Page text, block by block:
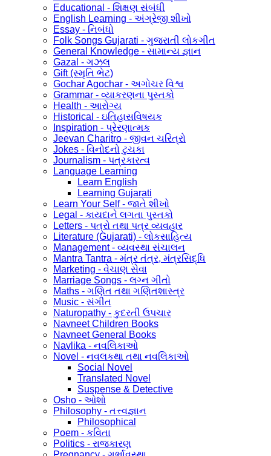
Educational - શિક્ષણ સંબંધી
English Learning - અંગ્રેજી શીખો
Essay - નિબંધો
Folk Songs Gujarati - ગુજરાતી લોકગીત
General Knowledge - સામાન્ય જ્ઞાન
Gazal - ગઝલ
Gift (સ્મૃતિ ભેટ)
Gochar Agochar - અગોચર વિશ્વ
Grammar - વ્યાકરણના પુસ્તકો
Health - આરોગ્ય
Historical - ઇતિહાસવિષયક
Inspiration - પ્રેરણાત્મક
Jeevan Charitro - જીવન ચરિત્રો
Jokes - વિનોદનો ટુચકા
Journalism - પત્રકારત્વ
Language Learning
Learn English
Learning Gujarati
Learn Your Self - જાતે શીખો
Legal - કાયદાને લગતા પુસ્તકો
Letters - પત્રો તથા પત્ર વ્યવહાર
Literature (Gujarati) - લોકસાહિત્ય
Management - વ્યવસ્થા સંચાલન
Mantra Tantra - મંત્ર તંત્ર, મંત્રસિદ્ધિ
Marketing - વેચાણ સેવા
Marriage Songs - લગ્ન ગીતો
Maths - ગણિત તથા ગણિતશાસ્ત્ર
Music - સંગીત
Naturopathy - કુદરતી ઉપચાર
Navneet Children Books
Navneet General Books
Navlika - નવલિકાઓ
Novel - નવલકથા તથા નવલિકાઓ
Social Novel
Translated Novel
Suspense & Detective
Osho - ઓશો
Philosophy - તત્ત્વજ્ઞાન
Philosophical
Poem - કવિતા
Politics - રાજકારણ